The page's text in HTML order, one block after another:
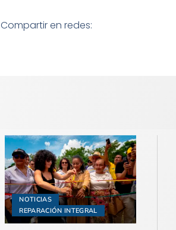
Compartir en redes:
NOTICIAS
REPARACIÓN INTEGRAL